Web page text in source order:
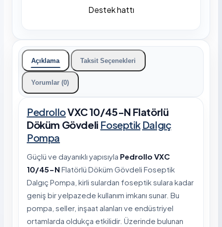
Destek hattı
Açıklama Taksit Seçenekleri
Yorumlar (0)
PedrolloVXC 10/45-N Flatörlü
Döküm Gövdeli Foseptik Dalgıç
Pompa
Güçlü ve dayanıklı yapısıyla Pedrollo VXC
10/45-N Flatörlü Döküm Gövdeli Foseptik
Dalgıç Pompa, kirli sulardan foseptik sulara kadar
geniş bir yelpazede kullanım imkanı sunar. Bu
pompa, seller, inşaat alanları ve endüstriyel
ortamlarda oldukça etkilidir. Üzerinde bulunan